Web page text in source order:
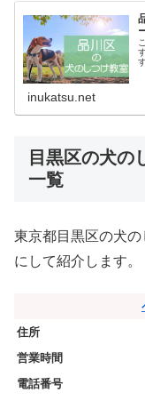
inukatsu.net
目黒区の犬の
一覧
東京都目黒区の犬
にして紹介します。